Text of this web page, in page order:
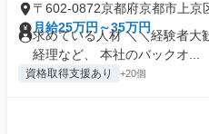
〒602-0872京都府京都市上京
月給25万円～35万円
求めている人材 ＼＼経験者大
経理など、 本社のバックオ...
資格取得支援あり +20個